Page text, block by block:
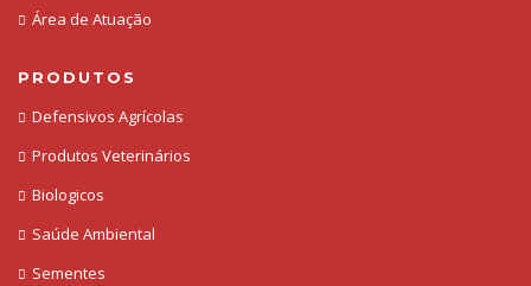
Área de Atuação
PRODUTOS
Defensivos Agrícolas
Produtos Veterinários
Biologicos
Saúde Ambiental
Sementes